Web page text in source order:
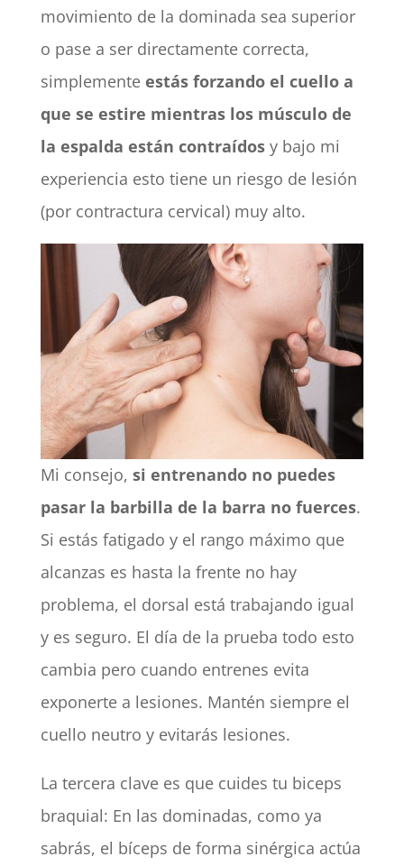
movimiento de la dominada sea superior
o pase a ser directamente correcta,
simplemente estás forzando el cuello a
que se estire mientras los músculo de
la espalda están contraídos y bajo mi
experiencia esto tiene un riesgo de lesión
(por contractura cervical) muy alto.
Mi consejo, si entrenando no puedes
pasar la barbilla de la barra no fuerces.
Si estás fatigado y el rango máximo que
alcanzas es hasta la frente no hay
problema, el dorsal está trabajando igual
y es seguro. El día de la prueba todo esto
cambia pero cuando entrenes evita
exponerte a lesiones. Mantén siempre el
cuello neutro y evitarás lesiones.
La tercera clave es que cuides tu biceps
braquial: En las dominadas, como ya
sabrás, el bíceps de forma sinérgica actúa